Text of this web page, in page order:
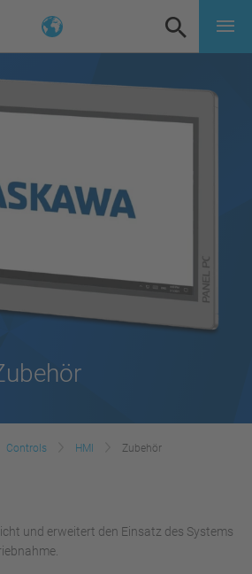
Controls HMI Zubehör
und erweitert den Einsatz des Systems